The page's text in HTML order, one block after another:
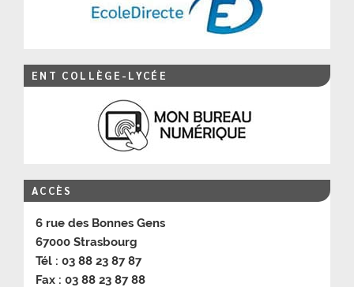
ENT COLLÈGE-LYCÉE
ACCÈS
6 rue des Bonnes Gens
67000 Strasbourg
Tél : 03 88 23 87 87
Fax : 03 88 23 87 88